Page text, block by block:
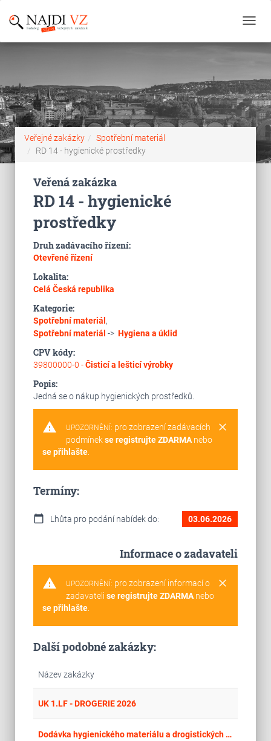
Veřejné zakázky
Spotřební materiál
RD 14 - hygienické prostředky
Veřená zakázka
RD 14 - hygienické
prostředky
Druh zadávacího řízení:
Otevřené řízení
Lokalita:
Celá Česká republika
Kategorie:
Spotřební materiál ,
Spotřební materiál -> Hygiena a úklid
CPV kódy:
39800000-0 -Čisticí a lešticí výrobky
Popis:
Jedná se o nákup hygienických prostředků.
warning clear
UPOZORNĚNÍ: pro zobrazení zadávacích
podmínekse registrujte ZDARMAnebo
se přihlašte.
Termíny:
calendar_today Lhůta pro podání nabídek do: 03.06.2026
Informace o zadavateli
warning clear
UPOZORNĚNÍ: pro zobrazení informací o
zadavateli se registrujte ZDARMAnebo
se přihlašte.
Další podobné zakázky:
Název zakázky
UK 1.LF - DROGERIE 2026
Dodávka hygienického materiálu a drogistických potřeb pro Správu NP Šumava 2026 - 2029 III.